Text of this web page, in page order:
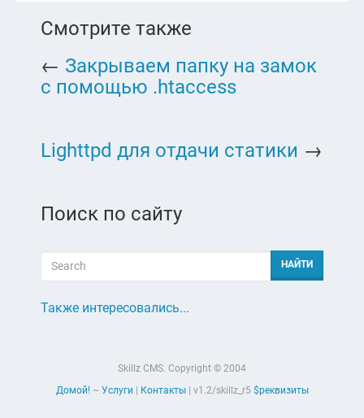
Смотрите также
← Закрываем папку на замок
с помощью .htaccess
Lighttpd для отдачи статики →
Поиск по сайту
Также интересовались...
Skillz CMS. Copyright © 2004
Домой!~ Услуги Контакты| v1.2/skillz_r5 $реквизиты